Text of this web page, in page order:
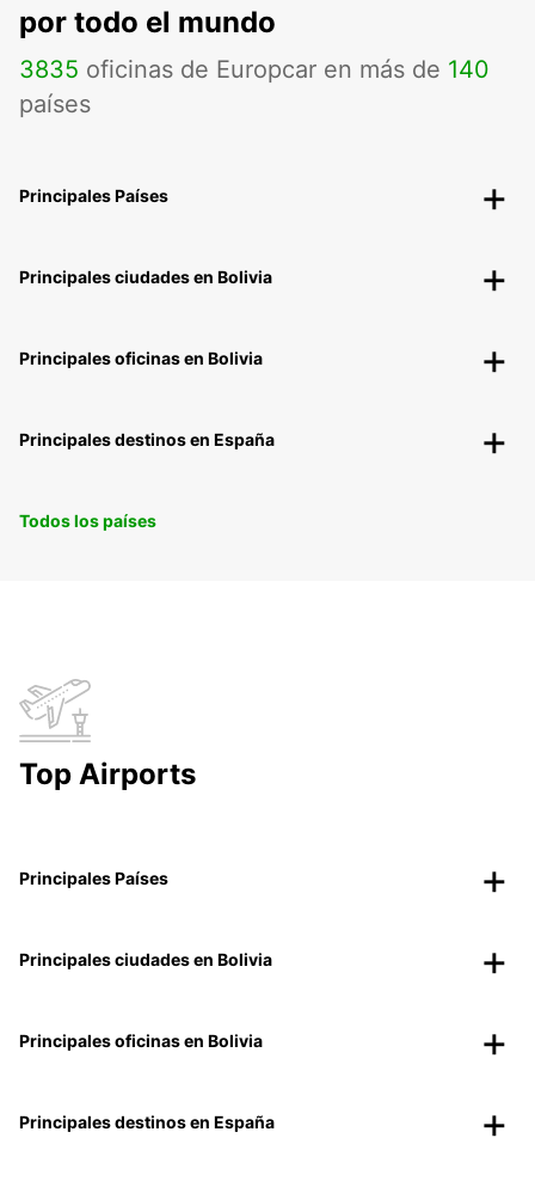
por todo el mundo
3835 oficinas de Europcar en más de 140
países
Principales Países
Principales ciudades en Bolivia
Principales oficinas en Bolivia
Principales destinos en España
Todos los países
Top Airports
Principales Países
Principales ciudades en Bolivia
Principales oficinas en Bolivia
Principales destinos en España